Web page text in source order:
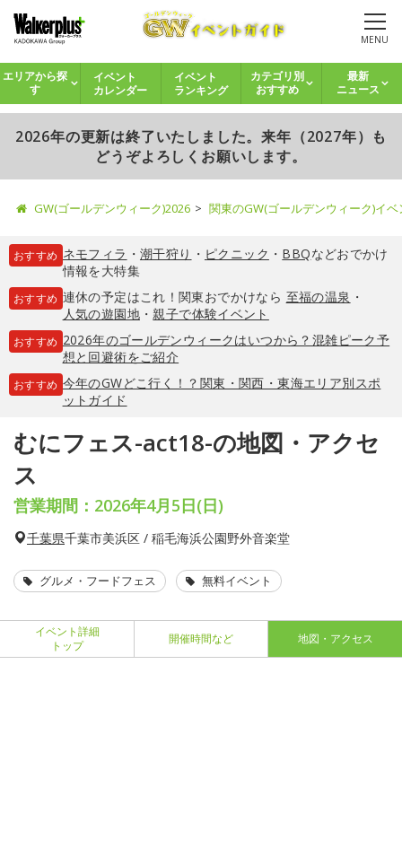
MENU
エリアから探
す
イベント
カレンダー
イベント
ランキング
カテゴリ別
おすすめ
最新
ニュース
2026年の更新は終了いたしました。来年（2027年）も
どうぞよろしくお願いします。
GW(ゴールデンウィーク)2026 関東のGW(ゴールデンウィーク)イ
おすすめ ネモフィラ ・ 潮干狩り ・ ピクニック ・ BBQなどおでかけ
情報を大特集
おすすめ 連休の予定はこれ！関東おでかけなら 至福の温泉 ・
人気の遊園地・親子で体験イベント
おすすめ 2026年のゴールデンウィークはいつから？混雑ピーク予
想と回避術をご紹介
おすすめ 今年のGWどこ行く！？関東・関西・東海エリア別スポ
ットガイド
むにフェス-act18-の地図・アクセ
ス
営業期間：2026年4月5日(日)
千葉県千葉市美浜区 / 稲毛海浜公園野外音楽堂
グルメ・フードフェス 無料イベント
イベント詳細
トップ
開催時間など 地図・アクセス